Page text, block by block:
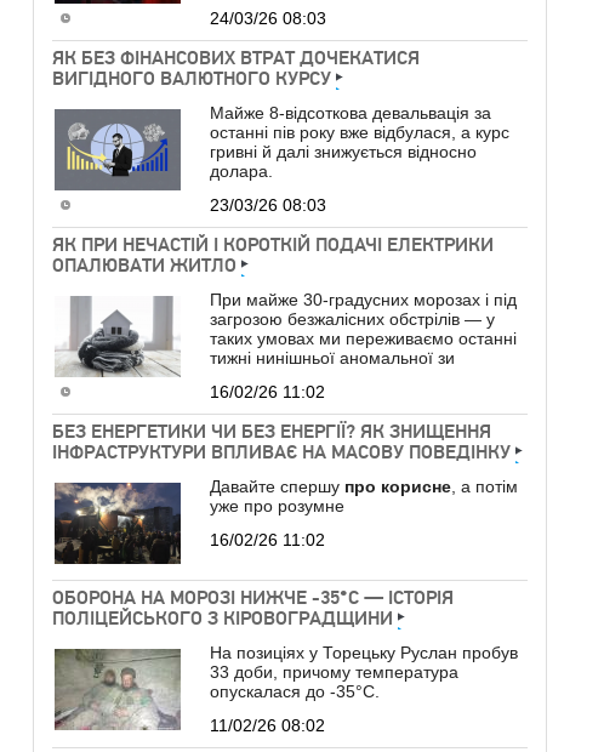
24/03/26 08:03
ЯК БЕЗ ФІНАНСОВИХ ВТРАТ ДОЧЕКАТИСЯ
ВИГІДНОГО ВАЛЮТНОГО КУРСУ
Майже 8-відсоткова девальвація за
останні пів року вже відбулася, а курс
гривні й далі знижується відносно
долара.
23/03/26 08:03
ЯК ПРИ НЕЧАСТІЙ І КОРОТКІЙ ПОДАЧІ ЕЛЕКТРИКИ
ОПАЛЮВАТИ ЖИТЛО
При майже 30-градусних морозах і під
загрозою безжалісних обстрілів — у
таких умовах ми переживаємо останні
тижні нинішньої аномальної зи
16/02/26 11:02
БЕЗ ЕНЕРГЕТИКИ ЧИ БЕЗ ЕНЕРГІЇ? ЯК ЗНИЩЕННЯ
ІНФРАСТРУКТУРИ ВПЛИВАЄ НА МАСОВУ ПОВЕДІНКУ
Давайте спершу про корисне , а потім
уже про розумне
16/02/26 11:02
ОБОРОНА НА МОРОЗІ НИЖЧЕ -35°C — ІСТОРІЯ
ПОЛІЦЕЙСЬКОГО З КІРОВОГРАДЩИНИ
На позиціях у Торецьку Руслан пробув
33 доби, причому температура
опускалася до -35°C.
11/02/26 08:02